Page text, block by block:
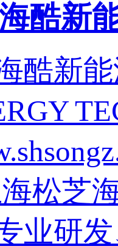
酷新
酷新
松芝
业研